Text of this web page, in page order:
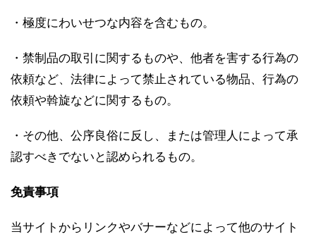
・極度にわいせつな内容を含むもの。
・禁制品の取引に関するものや、他者を害する行為の
依頼など、法律によって禁止されている物品、行為の
依頼や斡旋などに関するもの。
・その他、公序良俗に反し、または管理人によって承
認すべきでないと認められるもの。
免責事項
当サイトからリンクやバナーなどによって他のサイト